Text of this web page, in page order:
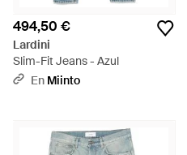
494,50 €
Lardini
Slim-Fit Jeans - Azul
En Miinto